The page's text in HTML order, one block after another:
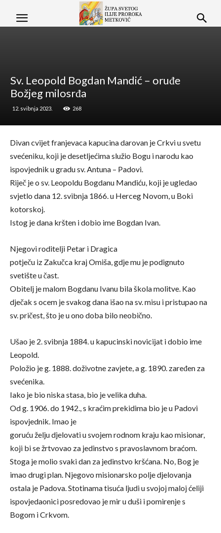
Sv. Leopold Bogdan Mandić – oruđe
Božjeg milosrđa
12. svibnja 2023. 268
Divan cvijet franjevaca kapucina darovan je Crkvi u svetu
svećeniku, koji je desetljećima služio Bogu i narodu kao
ispovjednik u gradu sv. Antuna – Padovi.
Riječ je o sv. Leopoldu Bogdanu Mandiću, koji je ugledao
svjetlo dana 12. svibnja 1866. u Herceg Novom, u Boki
kotorskoj.
Istog je dana kršten i dobio ime Bogdan Ivan.
Njegovi roditelji Petar i Dragica
potječu iz Zakučca kraj Omiša, gdje mu je podignuto
svetište u čast.
Obitelj je malom Bogdanu Ivanu bila škola molitve. Kao
dječak s ocem je svakog dana išao na sv. misu i pristupao na
sv. pričest, što je u ono doba bilo neobično.
Ušao je 2. svibnja 1884. u kapucinski novicijat i dobio ime
Leopold.
Položio je g. 1888. doživotne zavjete, a g. 1890. zaređen za
svećenika.
Iako je bio niska stasa, bio je velika duha.
Od g. 1906. do 1942., s kraćim prekidima bio je u Padovi
ispovjednik. Imao je
goruću želju djelovati u svojem rodnom kraju kao misionar,
koji bi se žrtvovao za jedinstvo s pravoslavnom braćom.
Stoga je molio svaki dan za jedinstvo kršćana. No, Bog je
imao drugi plan. Njegovo misionarsko polje djelovanja
ostala je Padova. Stotinama tisuća ljudi u svojoj maloj ćeliji
ispovjedaonici posredovao je mir u duši i pomirenje s
Bogom i Crkvom.